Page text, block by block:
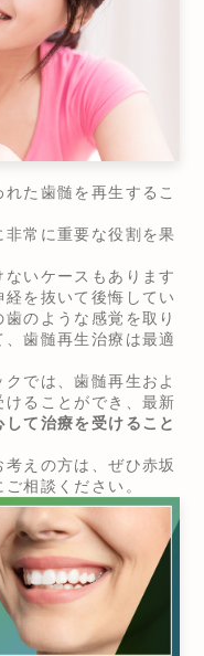
た歯髄を再生するこ
常に重要な役割を果
いケースもあります
を抜いて後悔してい
のような感覚を取り
歯髄再生治療は最適
では、歯髄再生およ
ることができ、最新
して治療を受けること
えの方は、ぜひ赤坂
相談ください。